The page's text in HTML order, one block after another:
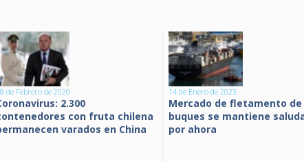
de Febrero de 2020
2.300
con fruta chilena
varados en China
14 de Enero de 2023
Mercado de fletamento de
buques se mantiene
por ahora